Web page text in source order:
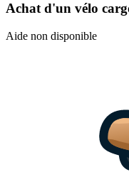
Achat d'un vélo
Aide non disponible